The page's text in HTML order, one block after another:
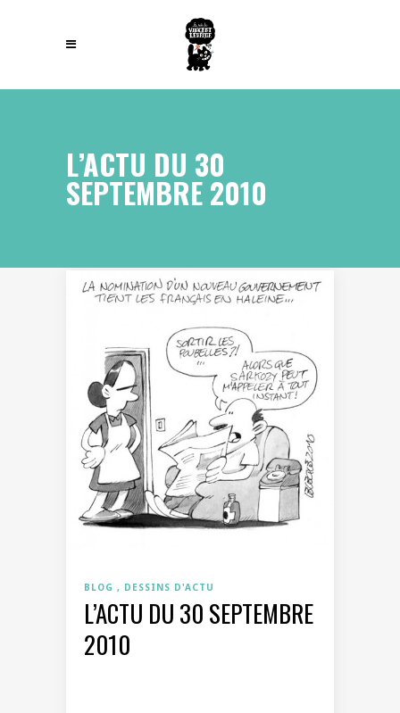
L’ACTU DU 30
SEPTEMBRE 2010
BLOG DESSINS D'ACTU
L’ACTU DU 30 SEPTEMBRE
2010